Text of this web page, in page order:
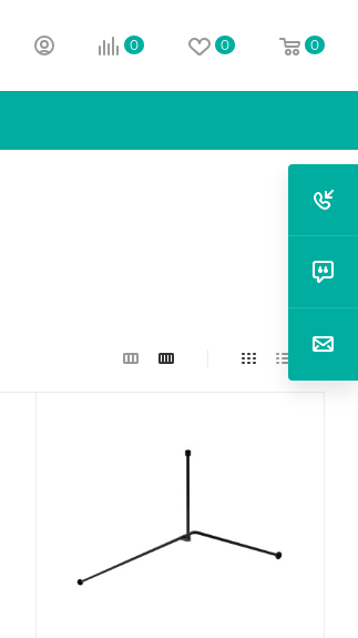
0 0 0